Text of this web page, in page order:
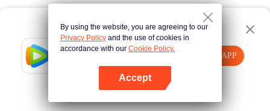
Tencent Video
เปิด APP
คลิกที่นี่ ลองใหม่อีกครั้ง
By using the website, you are agreeing to our
Privacy Policy and the use of cookies in
accordance with our Cookie Policy.
Accept